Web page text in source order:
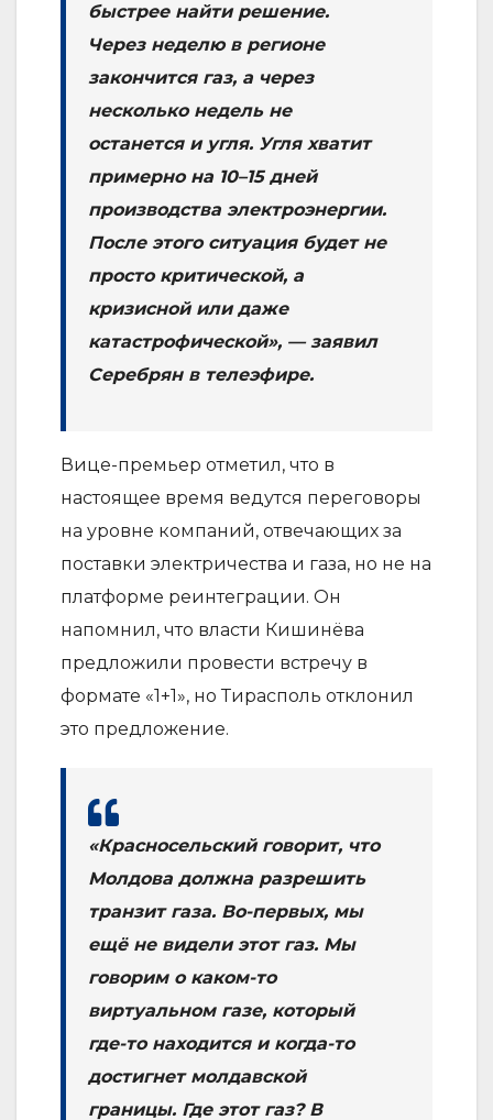
быстрее найти решение.
Через неделю в регионе
закончится газ, а через
несколько недель не
останется и угля. Угля хватит
примерно на 10–15 дней
производства электроэнергии.
После этого ситуация будет не
просто критической, а
кризисной или даже
катастрофической», — заявил
Серебрян в телеэфире.
Вице-премьер отметил, что в
настоящее время ведутся переговоры
на уровне компаний, отвечающих за
поставки электричества и газа, но не на
платформе реинтеграции. Он
напомнил, что власти Кишинёва
предложили провести встречу в
формате «1+1», но Тирасполь отклонил
это предложение.
«Красносельский говорит, что
Молдова должна разрешить
транзит газа. Во-первых, мы
ещё не видели этот газ. Мы
говорим о каком-то
виртуальном газе, который
где-то находится и когда-то
достигнет молдавской
границы. Где этот газ? В